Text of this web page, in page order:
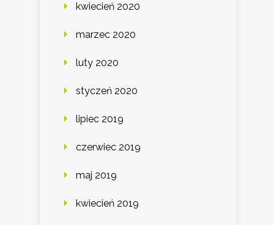
kwiecień 2020
marzec 2020
luty 2020
styczeń 2020
lipiec 2019
czerwiec 2019
maj 2019
kwiecień 2019